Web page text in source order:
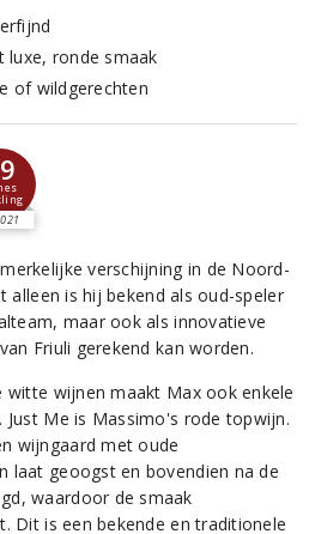
luxe, ronde smaak
of wildgerechten
verschijning in de Noord-
alleen is hij bekend als oud-speler
maar ook als innovatieve
Friuli gerekend kan worden.
witte wijnen maakt Max ook enkele
Me is Massimo's rode topwijn.
wijngaard met oude
laat geoogst en bovendien na de
waardoor de smaak
Dit is een bekende en traditionele